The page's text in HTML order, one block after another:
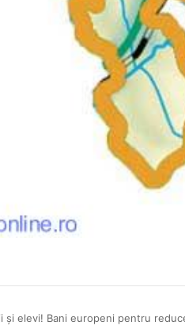
și elevi! Bani europeni pentru